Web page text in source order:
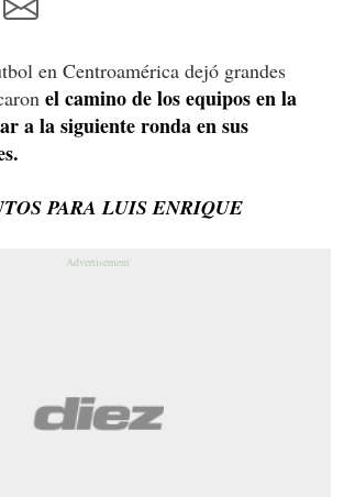
en Centroamérica dejó grandes
el camino de los equipos en la
a la siguiente ronda en sus
PARA LUIS ENRIQUE